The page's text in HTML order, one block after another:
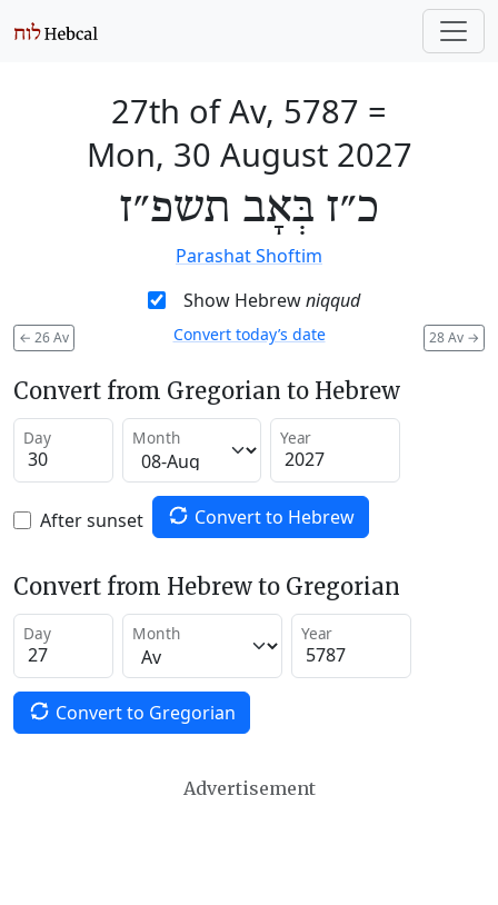
27th of Av, 5787 =
Mon, 30 August 2027
כ״ז בְּאָב תשפ״ז
Parashat Shoftim
Show Hebrewniqqud
← 26 Av 28 Av →
Convert today’s date
Convert from Gregorian to Hebrew
Day Month Year
After sunset Convert to Hebrew
Convert from Hebrew to Gregorian
Day Month Year
Convert to Gregorian
Advertisement